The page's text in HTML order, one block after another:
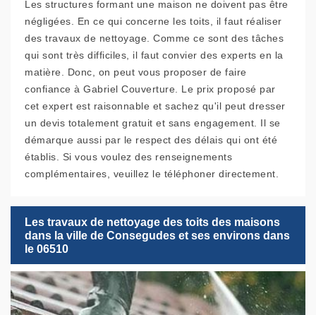
Les structures formant une maison ne doivent pas être
négligées. En ce qui concerne les toits, il faut réaliser
des travaux de nettoyage. Comme ce sont des tâches
qui sont très difficiles, il faut convier des experts en la
matière. Donc, on peut vous proposer de faire
confiance à Gabriel Couverture. Le prix proposé par
cet expert est raisonnable et sachez qu'il peut dresser
un devis totalement gratuit et sans engagement. Il se
démarque aussi par le respect des délais qui ont été
établis. Si vous voulez des renseignements
complémentaires, veuillez le téléphoner directement.
Les travaux de nettoyage des toits des maisons
dans la ville de Consegudes et ses environs dans
le 06510